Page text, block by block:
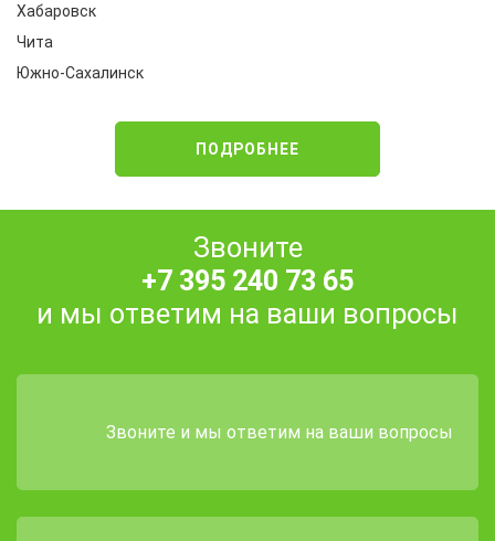
Хабаровск
Чита
Южно-Сахалинск
ПОДРОБНЕЕ
Звоните
+7 395 240 73 65
и мы ответим на ваши вопросы
Звоните и мы ответим на ваши вопросы